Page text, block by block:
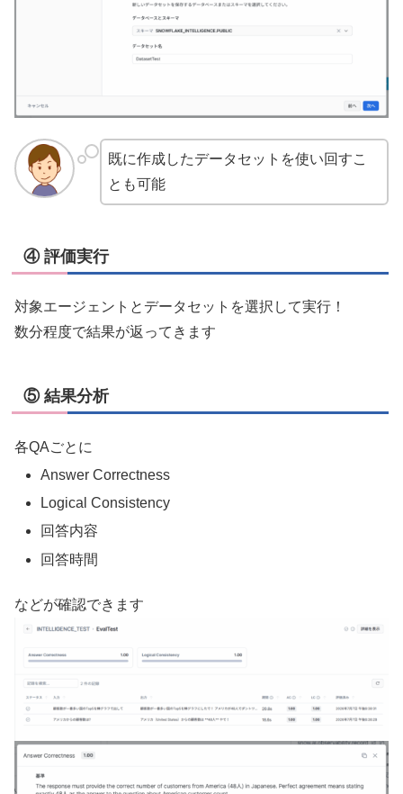
既に作成したデータセットを使い回すこ
とも可能
④ 評価実行
対象エージェントとデータセットを選択して実行！
数分程度で結果が返ってきます
⑤ 結果分析
各QAごとに
Answer Correctness
Logical Consistency
回答内容
回答時間
などが確認できます